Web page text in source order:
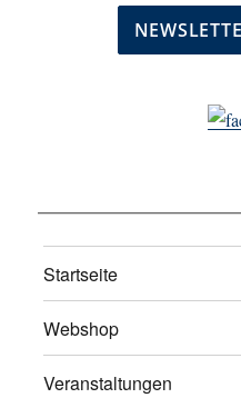
Startseite
Webshop
Veranstaltungen